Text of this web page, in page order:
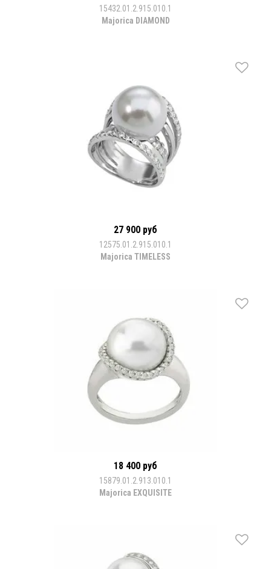
15432.01.2.915.010.1
Majorica DIAMOND
27 900 руб
12575.01.2.915.010.1
Majorica TIMELESS
18 400 руб
15879.01.2.913.010.1
Majorica EXQUISITE